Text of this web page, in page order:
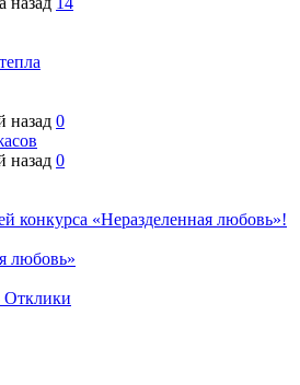
назад 0
назад 0
конкурса «Неразделенная любовь»!
любовь»
Отклики